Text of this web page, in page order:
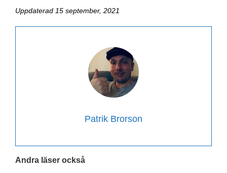
Uppdaterad 15 september, 2021
Patrik Brorson
Andra läser också